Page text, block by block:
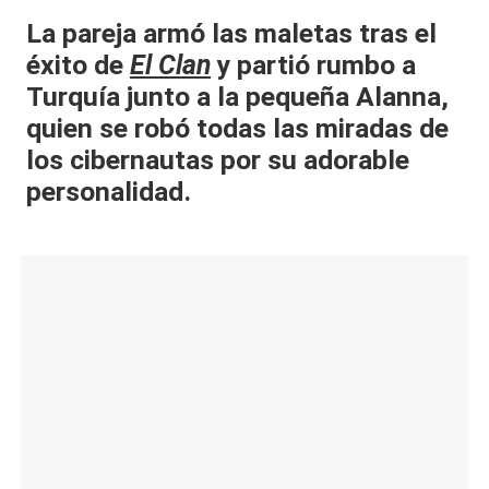
al
it
y
s,
T
La pareja armó las maletas tras el
éxito de El Clany partió rumbo a
Turquía junto a la pequeña Alanna,
quien se robó todas las miradas de
los cibernautas por su adorable
personalidad.